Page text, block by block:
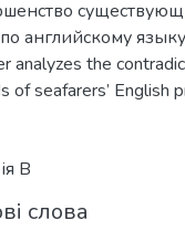
английскому
analyzes the
of seafarers’ English
В
слова